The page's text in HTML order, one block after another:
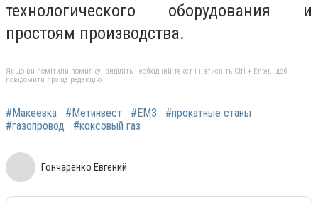
технологического оборудования и
простоям производства.
Якщо ви помітили помилку, виділіть необхідний текст і натисніть Ctrl + Enter, щоб
повідомити про це редакцію
#Макеевка #Метинвест #ЕМЗ
#прокатные станы
#газопровод
#коксовый газ
Гончаренко Евгений